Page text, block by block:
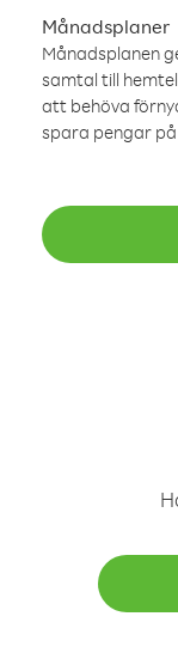
Månadsplaner
Månadsplanen
samtal till
att behöva
spara pengar